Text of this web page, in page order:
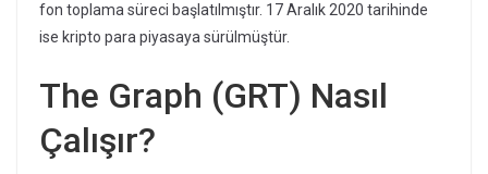
fon toplama süreci başlatılmıştır. 17 Aralık 2020 tarihinde
ise kripto para piyasaya sürülmüştür.
The Graph (GRT) Nasıl
Çalışır?